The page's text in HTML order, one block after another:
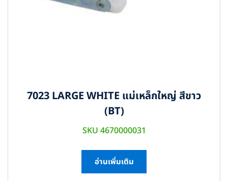
7023 LARGE WHITE แม่เหล็กใหญ่ สีขาว
(BT)
SKU 4670000031
อ่านเพิ่มเติม